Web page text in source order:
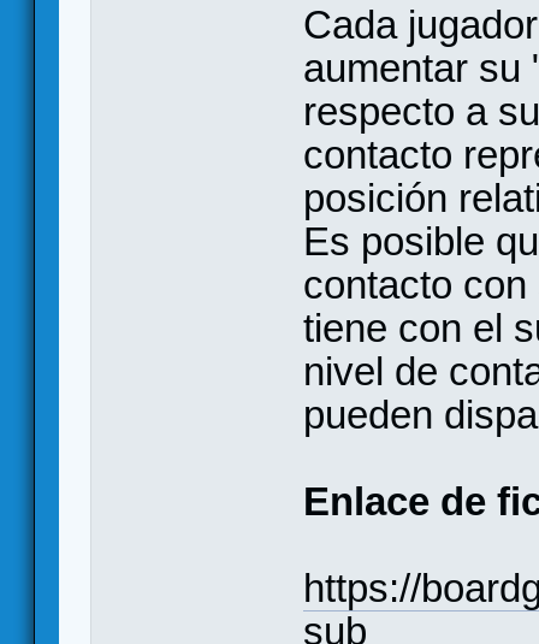
Cada
aumentar su
respecto a
contacto
posición
Es posible
contacto
tiene con el
nivel de
pueden
Enlace de
https://
sub